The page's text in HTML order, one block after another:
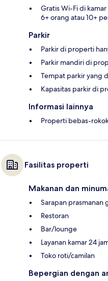
Gratis Wi-Fi di
6+ orang atau 10+
Parkir
Parkir di properti
Parkir mandiri di
Tempat parkir yang
Kapasitas parkir di
Informasi lainnya
Properti bebas-
Fasilitas properti
Makanan dan
Sarapan
Restoran
Bar/lounge
Layanan kamar 24
Toko roti/camilan
Bepergian dengan